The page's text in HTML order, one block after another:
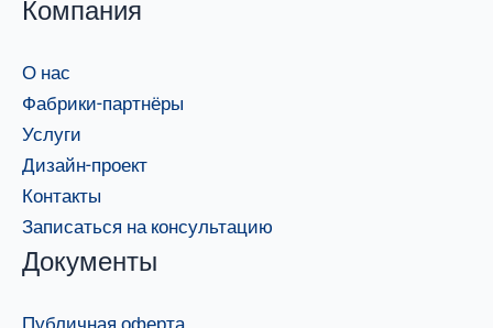
Компания
О нас
Фабрики-партнёры
Услуги
Дизайн-проект
Контакты
Записаться на консультацию
Документы
Публичная оферта